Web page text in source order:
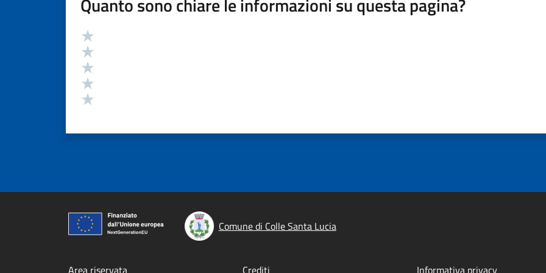
Valutazione
Comune di Colle Santa Lucia
Area riservata Crediti Informativa privacy